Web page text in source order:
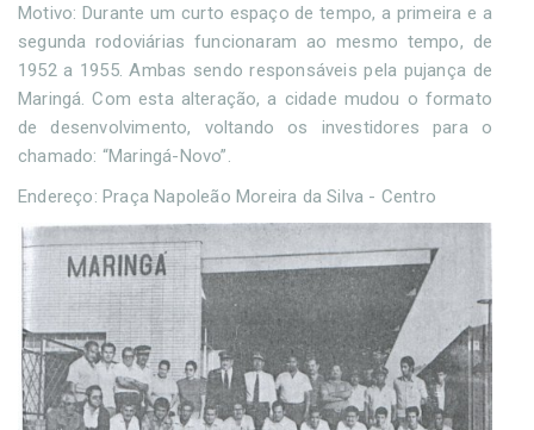
Motivo: Durante um curto espaço de tempo, a primeira e a
segunda rodoviárias funcionaram ao mesmo tempo, de
1952 a 1955. Ambas sendo responsáveis pela pujança de
Maringá. Com esta alteração, a cidade mudou o formato
de desenvolvimento, voltando os investidores para o
chamado: “Maringá-Novo”.
Endereço: Praça Napoleão Moreira da Silva - Centro